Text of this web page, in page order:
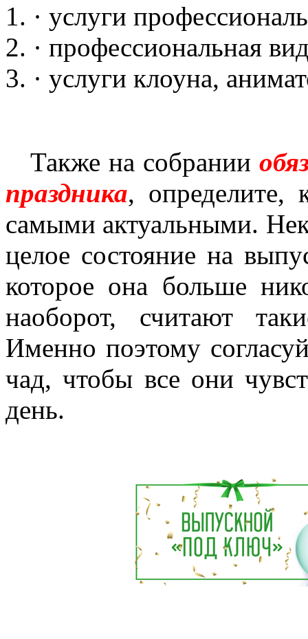
· услуги
· профессиональная
· услуги клоуна,
Также на собрании
праздника, определите,
самыми актуальными.
целое состояние на
которое она больше
наоборот, считают
Именно поэтому
чад, чтобы все они
день.